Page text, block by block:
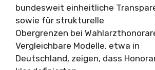
bundesweit einheitliche
sowie für strukturelle
Obergrenzen bei
Vergleichbare Modelle, etwa in
Deutschland, zeigen, dass